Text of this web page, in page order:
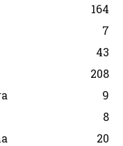
164
7
43
208
9
8
20